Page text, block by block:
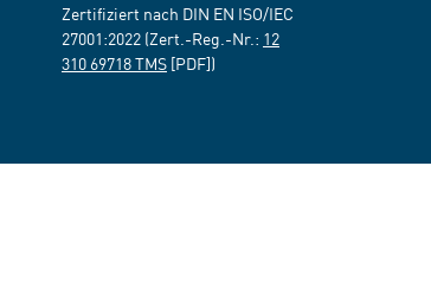
Zertifiziert nach DIN EN ISO/IEC
27001:2022 (Zert.-Reg.-Nr.: 12
310 69718 TMS [PDF])